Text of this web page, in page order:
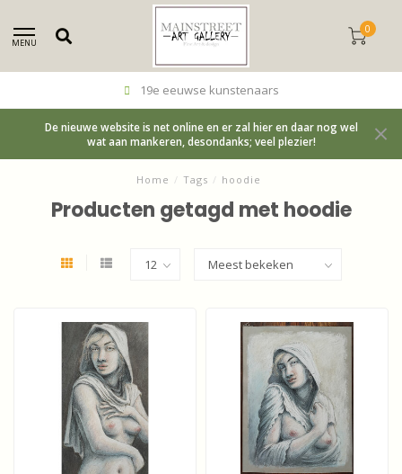
MENU
0
19e eeuwse kunstenaars
De nieuwe website is net online en er zal hier en daar nog wel
wat aan mankeren, desondanks; veel plezier!
Home / Tags / hoodie
Producten getagd met hoodie